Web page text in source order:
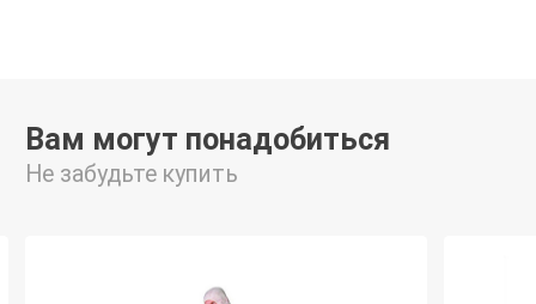
Вам могут понадобиться
Не забудьте купить